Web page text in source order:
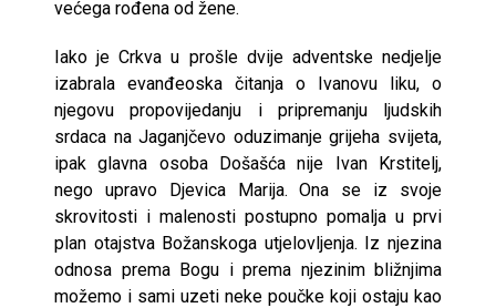
većega rođena od žene.
Iako je Crkva u prošle dvije adventske nedjelje
izabrala evanđeoska čitanja o Ivanovu liku, o
njegovu propovijedanju i pripremanju ljudskih
srdaca na Jaganjčevo oduzimanje grijeha svijeta,
ipak glavna osoba Došašća nije Ivan Krstitelj,
nego upravo Djevica Marija. Ona se iz svoje
skrovitosti i malenosti postupno pomalja u prvi
plan otajstva Božanskoga utjelovljenja. Iz njezina
odnosa prema Bogu i prema njezinim bližnjima
možemo i sami uzeti neke poučke koji ostaju kao